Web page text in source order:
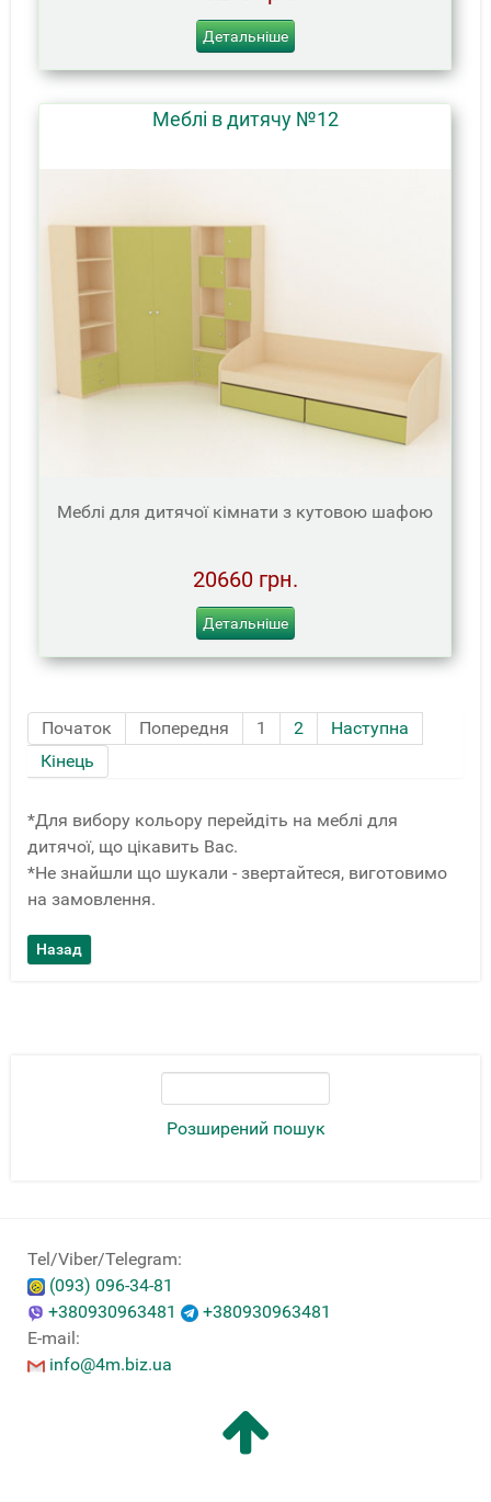
Розширений пошук
Детальніше
Меблі в дитячу №12
Меблі для дитячої кімнати з кутовою шафою
20660 грн.
Детальніше
Початок Попередня 1 2
Наступна
Кінець
*Для вибору кольору перейдіть на меблі для
дитячої, що цікавить Вас.
*Не знайшли що шукали - звертайтеся, виготовимо
на замовлення.
Tel/Viber/Telegram:
(093) 096-34-81
+380930963481
+380930963481
E-mail:
info@4m.biz.ua